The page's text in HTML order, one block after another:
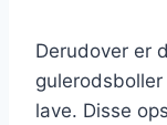
Derudover er
lave. Disse